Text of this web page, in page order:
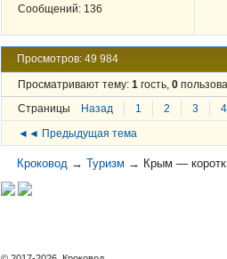
Сообщений: 136
Просмотров: 49 984
Просматривают тему: 1 гость, 0
Страницы
Назад 1 2 3 4
◄◄ Предыдущая тема
Кроковод →Туризм → Крым —